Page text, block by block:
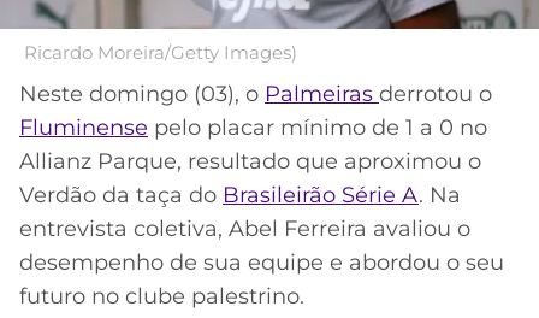
APOSTAS
CASSINOS
ONLINE
MELHORES
CASSINOS
ONLINE
2026
FLUMINENSE
BOTAFOGO
VASCO
INTERNACIONAL
GRÊMIO
COPA
SUL-
AMERICANA
LIGA
DOS
CAMPEÕES
LALIGA
Ricardo Moreira/Getty Images)
Neste domingo (03), o Palmeiras derrotou o
Fluminense pelo placar mínimo de 1 a 0 no
Allianz Parque, resultado que aproximou o
Verdão da taça do Brasileirão Série A. Na
entrevista coletiva, Abel Ferreira avaliou o
desempenho de sua equipe e abordou o seu
futuro no clube palestrino.